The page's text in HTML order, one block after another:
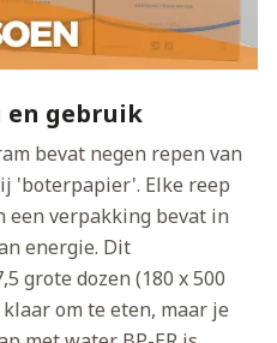
en gebruik
bevat negen repen van
'boterpapier'. Elke reep
een verpakking bevat in
energie. Dit
grote dozen (180 x 500
om te eten, maar je